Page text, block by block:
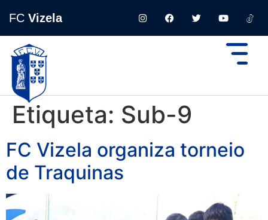
FC Vizela
Etiqueta: Sub-9
FC Vizela organiza torneio
de Traquinas